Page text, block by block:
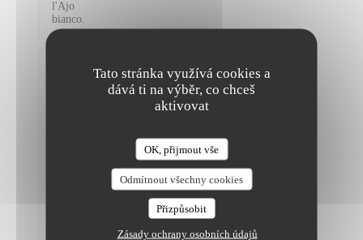
Tato stránka využívá cookies a
dává ti na výběr, co chceš
aktivovat
OK, přijmout vše
Odmítnout všechny cookies
Přizpůsobit
Zásady ochrany osobních údajů
l'Ajo
bianco.
Atmosféra
The Friendly Kitchen